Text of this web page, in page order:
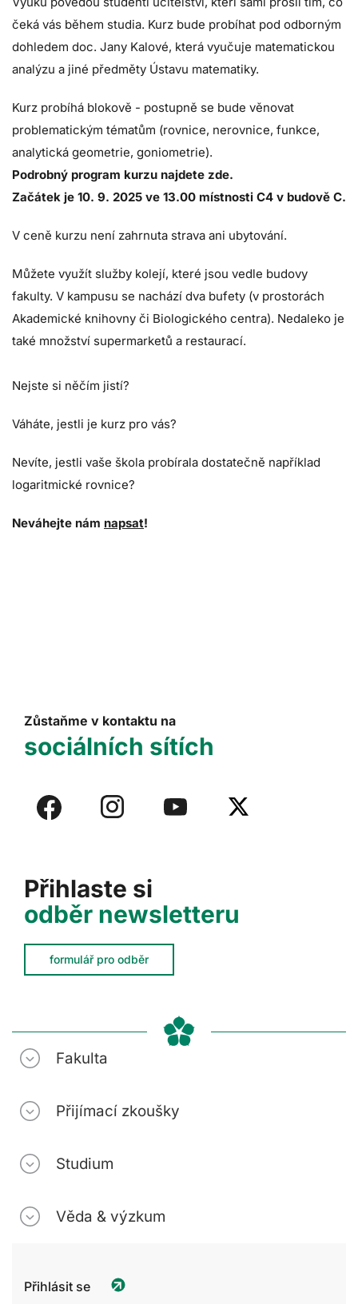
čeká vás během studia. Kurz bude probíhat pod odborným
dohledem doc. Jany Kalové, která vyučuje matematickou
analýzu a jiné předměty Ústavu matematiky.
Kurz probíhá blokově - postupně se bude věnovat
problematickým tématům (rovnice, nerovnice, funkce,
analytická geometrie, goniometrie).
Podrobný program kurzu najdete zde.
Začátek je 10. 9. 2025 ve 13.00 místnosti C4 v budově C.
V ceně kurzu není zahrnuta strava ani ubytování.
Můžete využít služby kolejí, které jsou vedle budovy
fakulty. V kampusu se nachází dva bufety (v prostorách
Akademické knihovny či Biologického centra). Nedaleko je
také množství supermarketů a restaurací.
Nejste si něčím jistí?
Váháte, jestli je kurz pro vás?
Nevíte, jestli vaše škola probírala dostatečně například
logaritmické rovnice?
Neváhejte nám napsat!
Přihlaste si
odběr newsletteru
formulář pro odběr
Zůstaňme v kontaktu na
sociálních sítích
Fakulta
Přijímací zkoušky
Studium
Věda & výzkum
Přihlásit se